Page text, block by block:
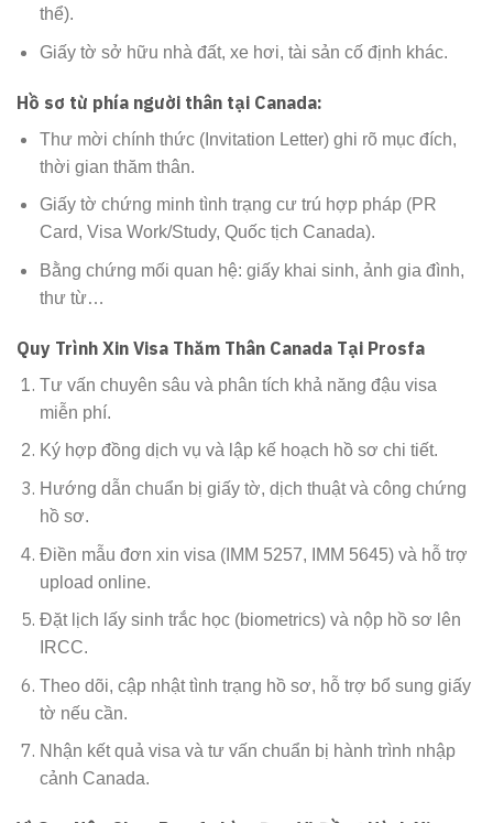
thể).
Giấy tờ sở hữu nhà đất, xe hơi, tài sản cố định khác.
Hồ sơ từ phía người thân tại Canada:
Thư mời chính thức (Invitation Letter) ghi rõ mục đích,
thời gian thăm thân.
Giấy tờ chứng minh tình trạng cư trú hợp pháp (PR
Card, Visa Work/Study, Quốc tịch Canada).
Bằng chứng mối quan hệ: giấy khai sinh, ảnh gia đình,
thư từ…
Quy Trình Xin Visa Thăm Thân Canada Tại Prosfa
Tư vấn chuyên sâu và phân tích khả năng đậu visa
miễn phí.
Ký hợp đồng dịch vụ và lập kế hoạch hồ sơ chi tiết.
Hướng dẫn chuẩn bị giấy tờ, dịch thuật và công chứng
hồ sơ.
Điền mẫu đơn xin visa (IMM 5257, IMM 5645) và hỗ trợ
upload online.
Đặt lịch lấy sinh trắc học (biometrics) và nộp hồ sơ lên
IRCC.
Theo dõi, cập nhật tình trạng hồ sơ, hỗ trợ bổ sung giấy
tờ nếu cần.
Nhận kết quả visa và tư vấn chuẩn bị hành trình nhập
cảnh Canada.